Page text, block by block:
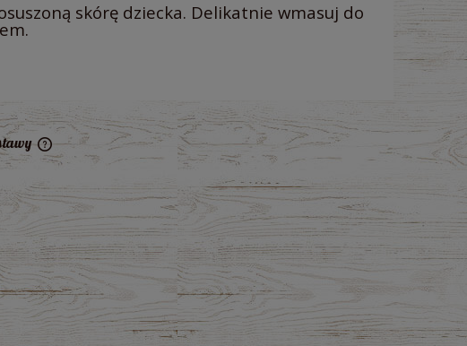
skórę dziecka. Delikatnie wmasuj do
Cena nie zawiera ewentualnych kosztów
płatności